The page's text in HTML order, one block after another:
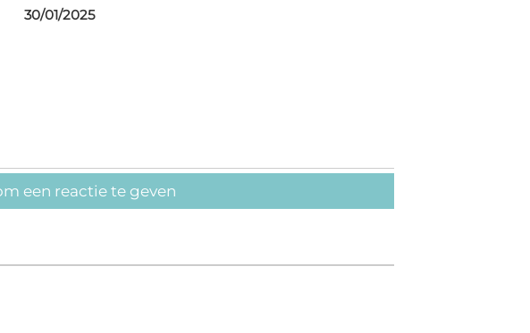
30/01/2025
een reactie te geven